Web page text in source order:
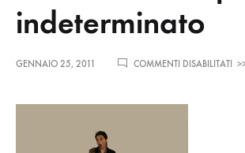
indeterminato
GENNAIO 25, 2011 COMMENTI DISABILITATI
SU